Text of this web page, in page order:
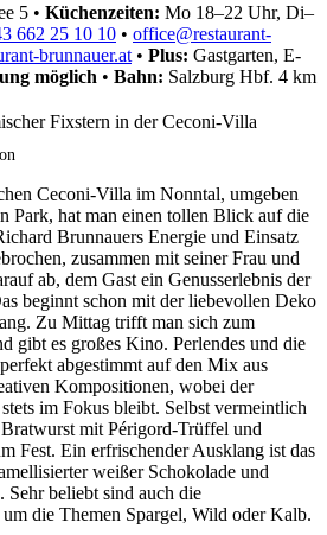
5 • Küchenzeiten: Mo 18–22 Uhr, Di–
662 25 10 10 • office@restaurant-
brunnauer.at • Plus: Gastgarten, E-
möglich • Bahn: Salzburg Hbf. 4 km
Ceconi-Villa im Nonntal, umgeben
Park, hat man einen tollen Blick auf die
Brunnauers Energie und Einsatz
zusammen mit seiner Frau und
ab, dem Gast ein Genusserlebnis der
beginnt schon mit der liebevollen Deko
Zu Mittag trifft man sich zum
gibt es großes Kino. Perlendes und die
abgestimmt auf den Mix aus
Kompositionen, wobei der
im Fokus bleibt. Selbst vermeintlich
mit Périgord-Trüffel und
Fest. Ein erfrischender Ausklang ist das
weißer Schokolade und
beliebt sind auch die
die Themen Spargel, Wild oder Kalb.